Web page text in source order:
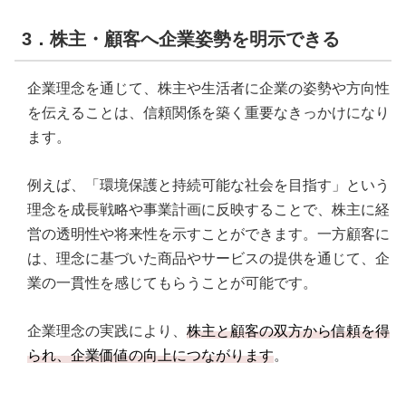
3．株主・顧客へ企業姿勢を明示できる
企業理念を通じて、株主や生活者に企業の姿勢や方向性
を伝えることは、信頼関係を築く重要なきっかけになり
ます。
例えば、「環境保護と持続可能な社会を目指す」という
理念を成長戦略や事業計画に反映することで、株主に経
営の透明性や将来性を示すことができます。一方顧客に
は、理念に基づいた商品やサービスの提供を通じて、企
業の一貫性を感じてもらうことが可能です。
企業理念の実践により、 株主と顧客の双方から信頼を得
られ、企業価値の向上につながります。